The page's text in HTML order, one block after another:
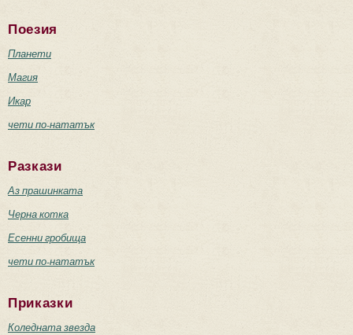
Поезия
Планети
Магия
Икар
чети по-нататък
Разкази
Аз прашинката
Черна котка
Есенни гробища
чети по-нататък
Приказки
Коледната звезда